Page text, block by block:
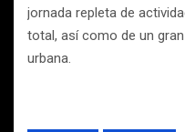
jornada repleta de
total, así como de un
urbana.